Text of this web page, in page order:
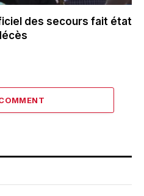
des secours fait état